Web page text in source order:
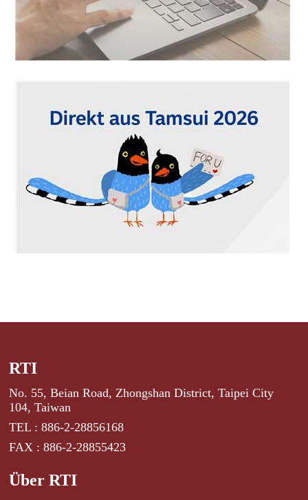
RTI
No. 55, Beian Road, Zhongshan District, Taipei City
104, Taiwan
TEL : 886-2-28856168
FAX : 886-2-28855423
Über RTI